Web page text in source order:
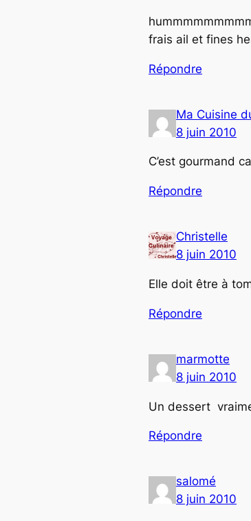
frais ail et fines
Répondre
Ma Cuisine
8 juin 2010
C’est gourmand
Répondre
Christelle
8 juin 2010
Elle doit être à
Répondre
marmotte
8 juin 2010
Un dessert
Répondre
salomé
8 juin 2010